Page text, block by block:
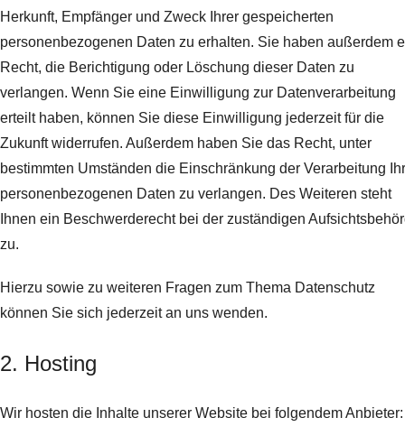
Herkunft, Empfänger und Zweck Ihrer gespeicherten
personenbezogenen Daten zu erhalten. Sie haben außerdem
Recht, die Berichtigung oder Löschung dieser Daten zu
verlangen. Wenn Sie eine Einwilligung zur Datenverarbeitung
erteilt haben, können Sie diese Einwilligung jederzeit für die
Zukunft widerrufen. Außerdem haben Sie das Recht, unter
bestimmten Umständen die Einschränkung der Verarbeitung
personenbezogenen Daten zu verlangen. Des Weiteren steht
Ihnen ein Beschwerderecht bei der zuständigen
zu.
Hierzu sowie zu weiteren Fragen zum Thema Datenschutz
können Sie sich jederzeit an uns wenden.
2. Hosting
Wir hosten die Inhalte unserer Website bei folgendem Anbieter: